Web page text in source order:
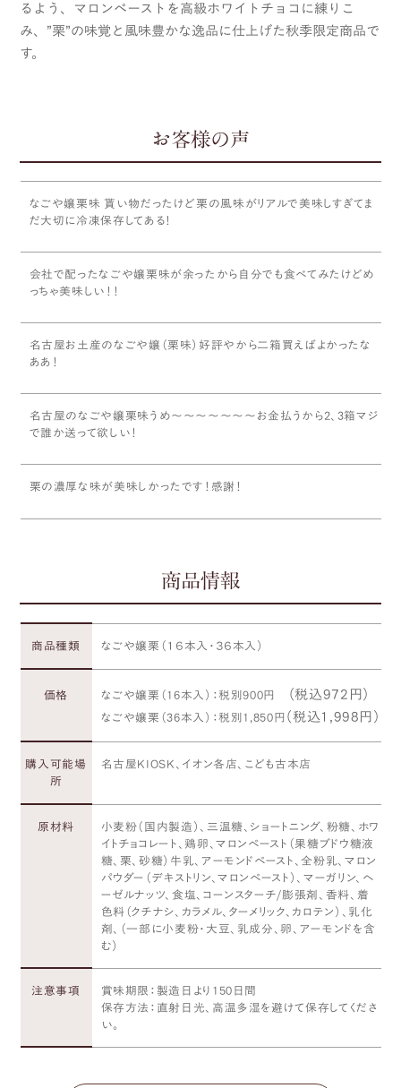
るよう、マロンペーストを高級ホワイトチョコに練りこ
み、”栗”の味覚と風味豊かな逸品に仕上げた秋季限定商品で
す。
お客様の声
なごや嬢栗味 貰い物だったけど栗の風味がリアルで美味しすぎてま
だ大切に冷凍保存してある！
会社で配ったなごや嬢栗味が余ったから自分でも食べてみたけどめ
っちゃ美味しい！！
名古屋お土産のなごや嬢（栗味）好評やから二箱買えばよかったな
ああ！
名古屋のなごや嬢栗味うめ〜〜〜〜〜〜〜お金払うから2、3箱マジ
で誰か送って欲しい！
栗の濃厚な味が美味しかったです！感謝！
商品情報
商品種類 なごや嬢栗（１６本入・３６本入）
価格 なごや嬢栗（16本入）：税別900円 （税込972円）
なごや嬢栗（36本入）：税別1,850円 （税込1,998円）
購入可能場
所
名古屋KIOSK、イオン各店、こども古本店
原材料
小麦粉（国内製造）、三温糖、ショートニング、粉糖、ホワ
イトチョコレート、鶏卵、マロンペースト（果糖ブドウ糖液
糖、栗、砂糖）牛乳、アーモンドペースト、全粉乳、マロン
パウダー（デキストリン、マロンペースト）、マーガリン、ヘ
ーゼルナッツ、食塩、コーンスターチ/膨張剤、香料、着
色料（クチナシ、カラメル、ターメリック、カロテン）、乳化
剤、（一部に小麦粉・大豆、乳成分、卵、アーモンドを含
む）
注意事項
賞味期限：製造日より150日間
保存方法：直射日光、高温多湿を避けて保存してくださ
い。